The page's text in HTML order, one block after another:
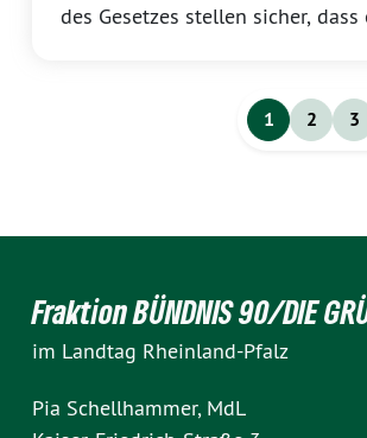
des Gesetzes stellen sicher, dass
der Einwohnerinnen und
der Kommunen gewährleistet
1 2 3
Fraktion BÜNDNIS 90/DIE
im Landtag Rheinland-Pfalz
Pia Schellhammer, MdL